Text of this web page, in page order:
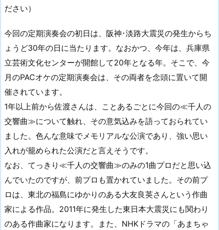
ださい）
今回の定期演奏会の初日は、阪神･淡路大震災の発生からち
ょうど30年の日に当たります。なおかつ、今年は、兵庫県
立芸術文化センターが開館して20年となる年。そこで、今
月のPACオケの定期演奏会は、その両者を念頭に置いて開
催されています。
1年以上前から佐渡さんは、ことあるごとに今回の≪千人の
交響曲≫について触れ、その意気込みを語っておられてい
ました。色んな意味でメモリアルな公演であり、強い思い
入れが籠められた公演だと言えそうです。
なお、てっきり≪千人の交響曲≫のみの1曲プロだと思い込
んでいたのですが、前プロも置かれていました。その前プ
ロは、東北の福島にゆかりのある大友良英さんという作曲
家による作品。2011年に発生した東日本大震災にも関わり
のある作曲家になります。また、NHKドラマの「あまちゃ